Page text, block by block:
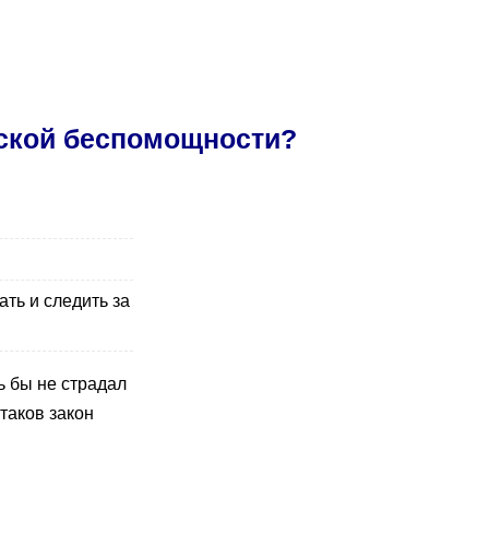
беспомощности?
и следить за
бы не страдал
закон